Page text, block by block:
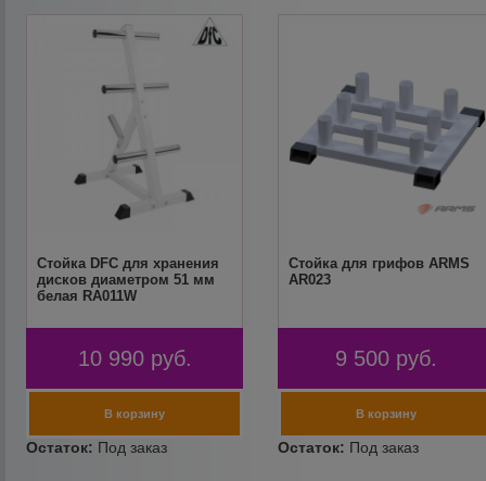
Стойка DFC для хранения
дисков диаметром 51 мм
белая RA011W
10 990 руб.
Стойка для грифов ARMS
AR023
9 500 руб.